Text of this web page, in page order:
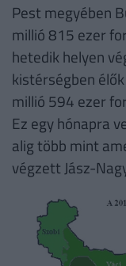
Pest megyében
millió 815 ezer
hetedik helyen
kistérségben
millió 594 ezer
Ez egy hónapra
alig több mint
végzett Jász-